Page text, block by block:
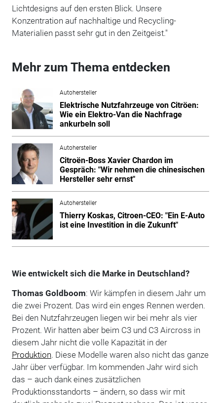
Lichtdesigns auf den ersten Blick. Unsere
Konzentration auf nachhaltige und Recycling-
Materialien passt sehr gut in den Zeitgeist."
Mehr zum Thema entdecken
Autohersteller
Elektrische Nutzfahrzeuge von Citröen:
Wie ein Elektro-Van die Nachfrage
ankurbeln soll
Autohersteller
Citroën-Boss Xavier Chardon im
Gespräch: "Wir nehmen die chinesischen
Hersteller sehr ernst"
Autohersteller
Thierry Koskas, Citroen-CEO: "Ein E-Auto
ist eine Investition in die Zukunft"
Wie entwickelt sich die Marke in Deutschland?
Thomas Goldboom: Wir kämpfen in diesem Jahr um
die zwei Prozent. Das wird ein enges Rennen werden.
Bei den Nutzfahrzeugen liegen wir bei mehr als vier
Prozent. Wir hatten aber beim C3 und C3 Aircross in
diesem Jahr nicht die volle Kapazität in der
Produktion. Diese Modelle waren also nicht das ganze
Jahr über verfügbar. Im kommenden Jahr wird sich
das – auch dank eines zusätzlichen
Produktionsstandorts – ändern, so dass wir mit